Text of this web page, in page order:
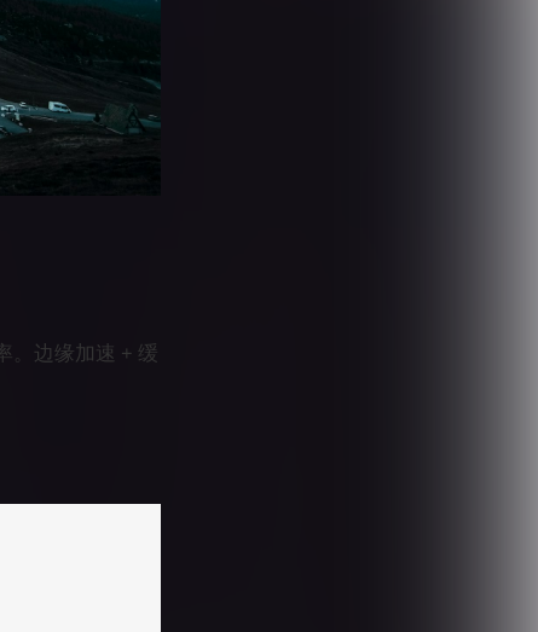
。边缘加速 + 缓